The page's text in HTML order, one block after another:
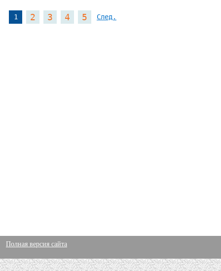
1 2 3 4 5 След.
Полная версия сайта